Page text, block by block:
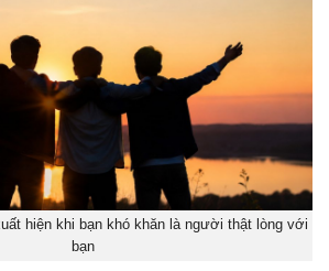
hiện khi bạn khó khăn là người thật lòng với
bạn